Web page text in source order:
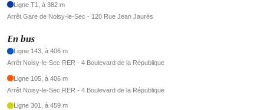
Ligne T1, à 382 m
Arrêt Gare de Noisy-le-Sec - 120 Rue Jean Jaurès
En bus
Ligne 143, à 406 m
Arrêt Noisy-le-Sec RER - 4 Boulevard de la République
Ligne 105, à 406 m
Arrêt Noisy-le-Sec RER - 4 Boulevard de la République
Ligne 301, à 459 m